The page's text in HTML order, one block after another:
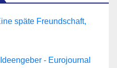
späte Freundschaft,
- Eurojournal